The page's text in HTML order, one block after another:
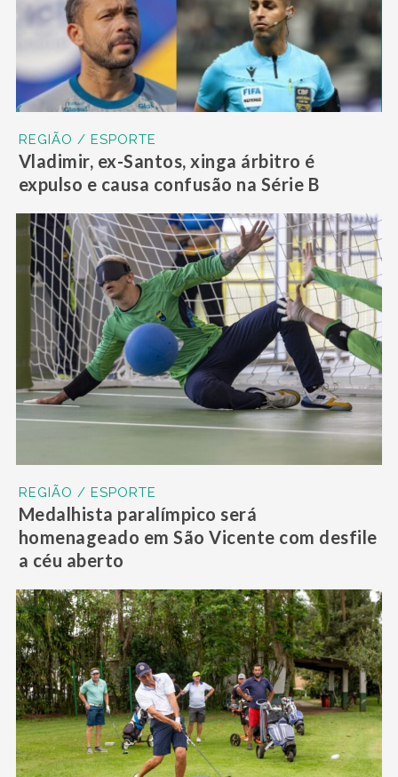
REGIÃO / ESPORTE
Vladimir, ex-Santos, xinga árbitro é
expulso e causa confusão na Série B
REGIÃO / ESPORTE
Medalhista paralímpico será
homenageado em São Vicente com desfile
a céu aberto